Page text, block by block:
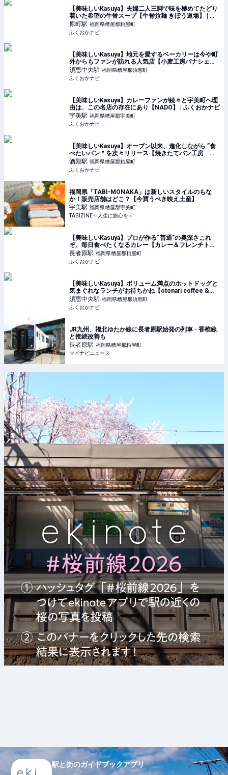
【美味しいKasuya】夫婦二人三脚で味を極めてたどり
着いた希望の牛骨スープ【牛骨拉麺 きぼう道場】 | ふ
くおかナビ
原町駅 福岡県糟屋郡粕屋町
ふくおかナビ
【美味しいKasuya】地元を愛するベーカリーは今や町
外からもファンが訪れる人気店【小麦工房パナシェ】 |
ふくおかナビ
須恵中央駅 福岡県糟屋郡須恵町
ふくおかナビ
【美味しいKasuya】カレーファンが続々と宇美町へ理
由は、この名店の存在にあり【NADO】 | ふくおかナビ
宇美駅 福岡県糟屋郡宇美町
ふくおかナビ
【美味しいKasuya】オープン以来、進化しながら ”食
べたいパン＂を次々リリース【焼きたてパン工房 か
えでの木】 | ふくおかナビ
酒殿駅 福岡県糟屋郡粕屋町
ふくおかナビ
福岡県「TABI-MONAKA」は新しいスタイルのもな
か！販売店舗はどこ？【今買うべき映え土産】
宇美駅 福岡県糟屋郡宇美町
TABIZINE～人生に旅心を～
【美味しいKasuya】プロが作る“普通”の奥深さこれ
ぞ、毎日食べたくなるカレー【カレー＆フレンチトー
ストHono】 | ふくおかナビ
長者原駅 福岡県糟屋郡粕屋町
ふくおかナビ
【美味しいKasuya】ボリューム満点のホットドッグと
気まぐれなランチがお待ちかね【otonari coffee &
craft beer】 | ふくおかナビ
須恵中央駅 福岡県糟屋郡須恵町
ふくおかナビ
JR九州、福北ゆたか線に長者原駅始発の列車 - 香椎線
と接続改善も
長者原駅 福岡県糟屋郡粕屋町
マイナビニュース
駅と街のガイドブックアプリ